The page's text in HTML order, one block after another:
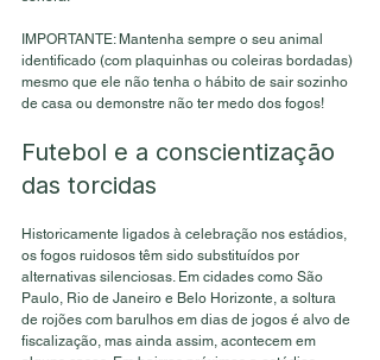
IMPORTANTE: Mantenha sempre o seu animal
identificado (com plaquinhas ou coleiras bordadas)
mesmo que ele não tenha o hábito de sair sozinho
de casa ou demonstre não ter medo dos fogos!
Futebol e a conscientização
das torcidas
Historicamente ligados à celebração nos estádios,
os fogos ruidosos têm sido substituídos por
alternativas silenciosas. Em cidades como São
Paulo, Rio de Janeiro e Belo Horizonte, a soltura
de rojões com barulhos em dias de jogos é alvo de
fiscalização, mas ainda assim, acontecem em